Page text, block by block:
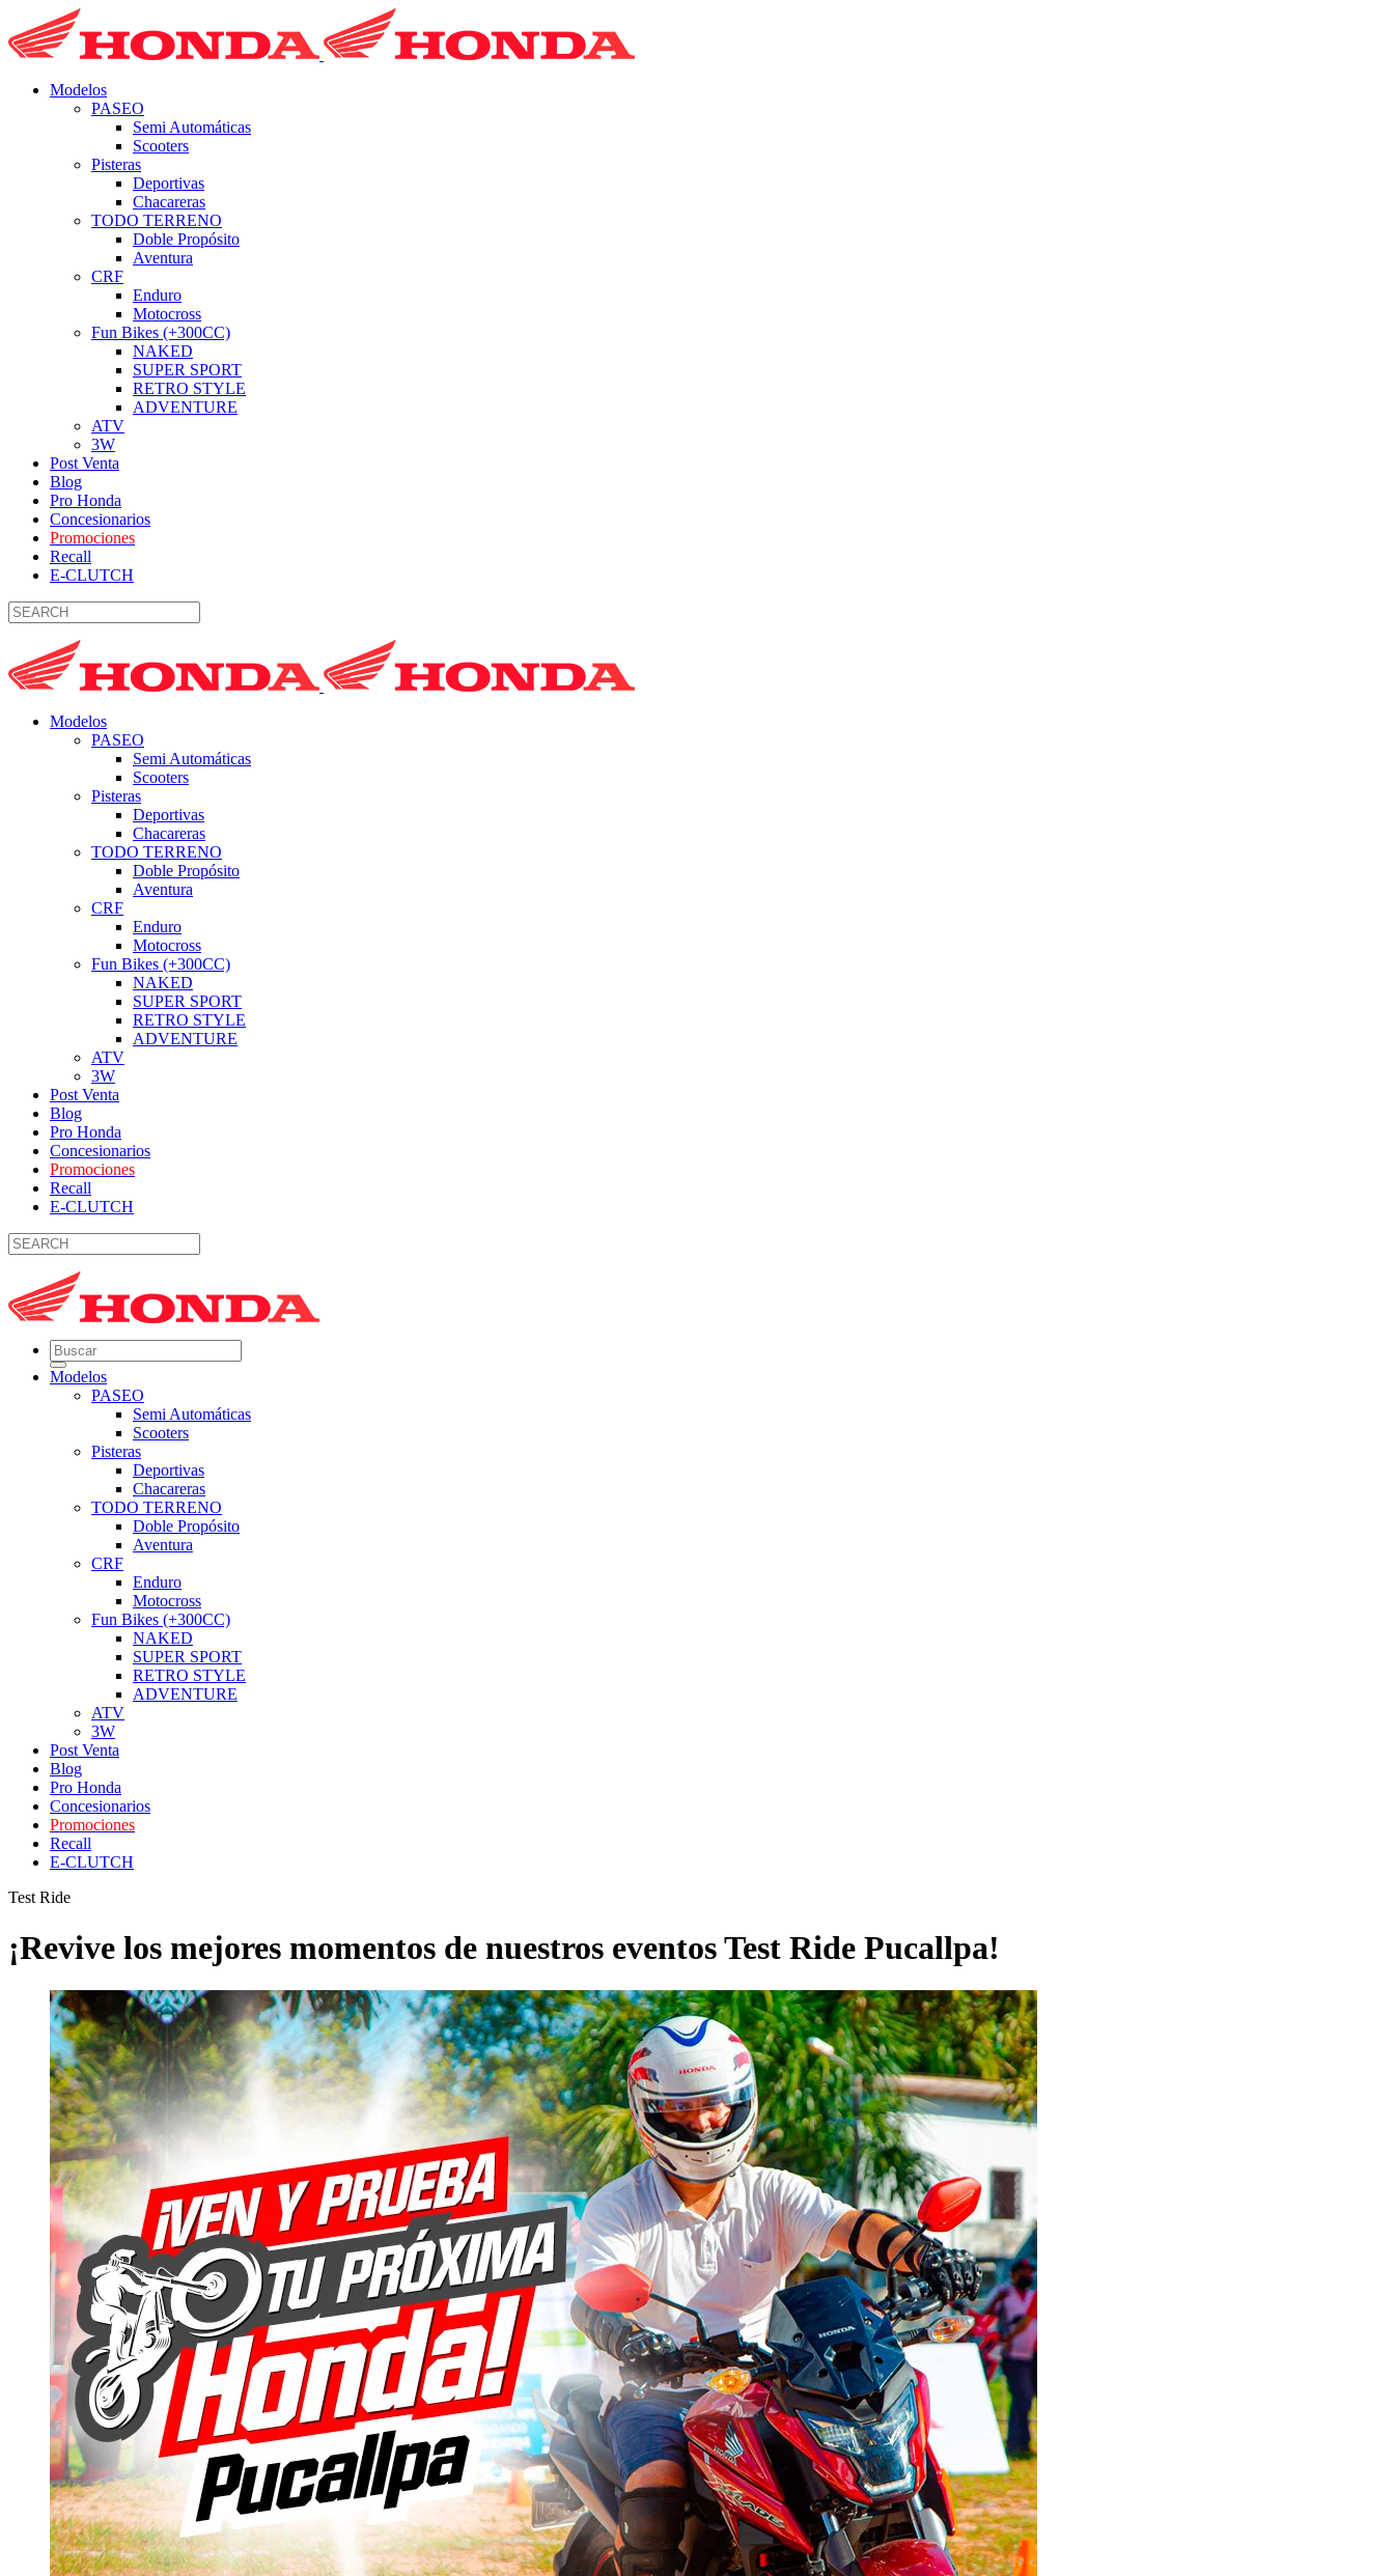
Modelos
PASEO
Semi Automáticas
Scooters
Pisteras
Deportivas
Chacareras
TODO TERRENO
Doble Propósito
Aventura
CRF
Enduro
Motocross
Fun Bikes (+300CC)
NAKED
SUPER SPORT
RETRO STYLE
ADVENTURE
ATV
3W
Post Venta
Blog
Pro Honda
Concesionarios
Promociones
Recall
E-CLUTCH
Modelos
PASEO
Semi Automáticas
Scooters
Pisteras
Deportivas
Chacareras
TODO TERRENO
Doble Propósito
Aventura
CRF
Enduro
Motocross
Fun Bikes (+300CC)
NAKED
SUPER SPORT
RETRO STYLE
ADVENTURE
ATV
3W
Post Venta
Blog
Pro Honda
Concesionarios
Promociones
Recall
E-CLUTCH
Modelos
PASEO
Semi Automáticas
Scooters
Pisteras
Deportivas
Chacareras
TODO TERRENO
Doble Propósito
Aventura
CRF
Enduro
Motocross
Fun Bikes (+300CC)
NAKED
SUPER SPORT
RETRO STYLE
ADVENTURE
ATV
3W
Post Venta
Blog
Pro Honda
Concesionarios
Promociones
Recall
E-CLUTCH
Test Ride
¡Revive los mejores momentos de nuestros eventos Test Ride Pucallpa!